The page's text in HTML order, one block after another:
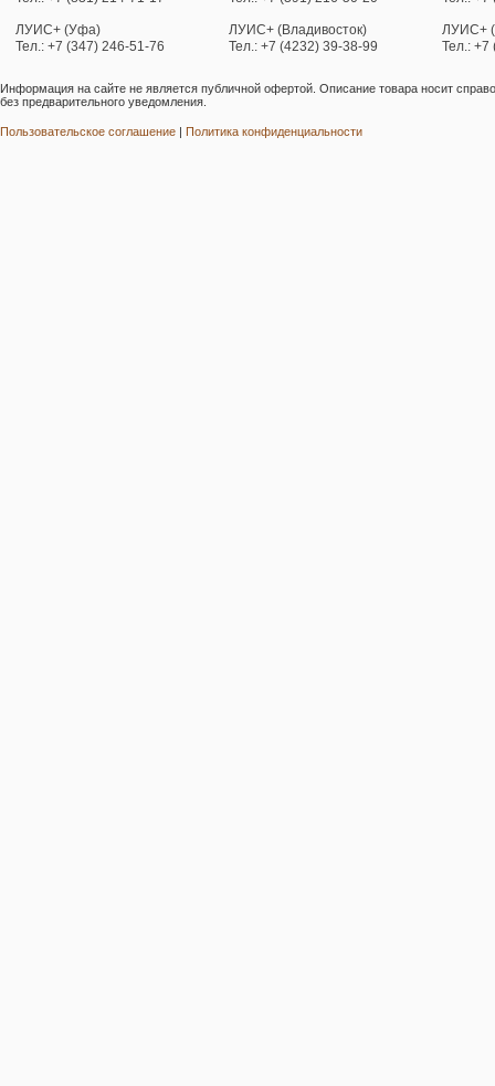
ЛУИС+ (Уфа)
Тел.: +7 (347) 246-51-76
ЛУИС+ (Владивосток)
Тел.: +7 (4232) 39-38-99
ЛУИС+
Тел.:
Информация на сайте не является публичной офертой. Описание товара носит
без предварительного уведомления.
Пользовательское соглашение | Политика конфиденциальности